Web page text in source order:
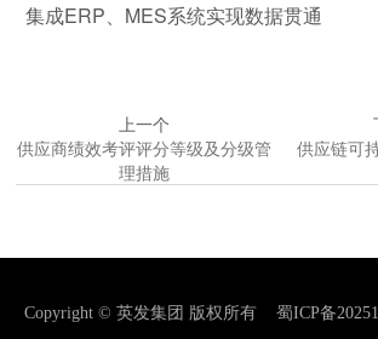
集成ERP、MES系统实现数据贯通
上一个
供应商绩效考评评分等级及分级管
理措施
供应链可
Copyright © 英发集团 版权所有 蜀ICP备